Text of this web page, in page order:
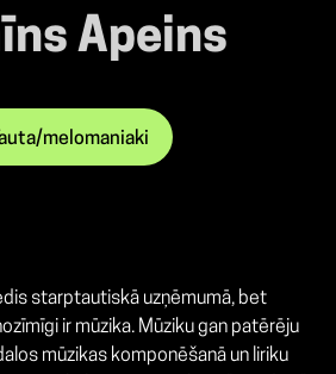
Apeins
melomaniaki
starptautiskā uzņēmumā, bet
ir mūzika. Mūziku gan patērēju
mūzikas komponēšanā un liriku